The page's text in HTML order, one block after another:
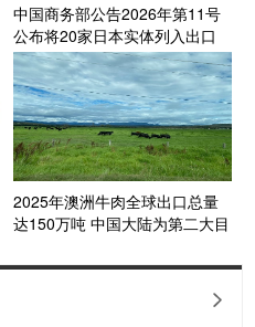
中国商务部公告2026年第11号
公布将20家日本实体列入出口
管制管控名单
2025年澳洲牛肉全球出口总量
达150万吨 中国大陆为第二大目
